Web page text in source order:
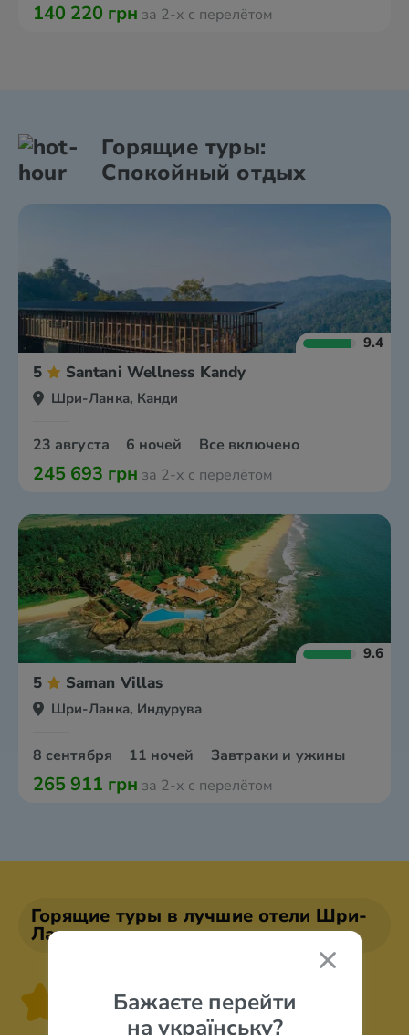
Бажаєте перейти
на українську?
140 220 грн за 2-х с перелётом
Горящие туры:
Спокойный отдых
9.4
5 Santani Wellness Kandy
Шри-Ланка, Канди
23 августа 6 ночей Все включено
245 693 грн за 2-х с перелётом
9.6
5 Saman Villas
Шри-Ланка, Индурува
8 сентября 11 ночей Завтраки и ужины
265 911 грн за 2-х с перелётом
Горящие туры в лучшие отели Шри-
Ланки
5 звезд